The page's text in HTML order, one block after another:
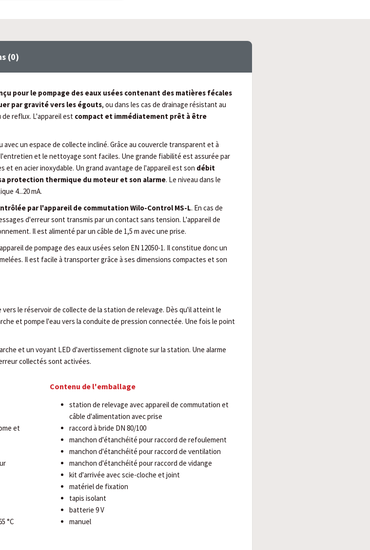
(0)
pour le pompage des eaux usées contenant des matières fécales
par gravité vers les égouts, ou dans les cas de drainage résistant au
reflux. L'appareil est compact et immédiatement prêt à être
un espace de collecte incliné. Grâce au couvercle transparent et à
et le nettoyage sont faciles. Une grande fiabilité est assurée par
et en acier inoxydable. Un grand avantage de l'appareil est son débit
protection thermique du moteur et son alarme. Le niveau dans le
4...20 mA.
par l'appareil de commutation Wilo-Control MS-L. En cas de
d'erreur sont transmis par un contact sans tension. L'appareil de
Il est alimenté par un câble de 1,5 m avec une prise.
de pompage des eaux usées selon EN 12050-1. Il constitue donc un
Il est facile à transporter grâce à ses dimensions compactes et son
le réservoir de collecte de la station de relevage. Dès qu'il atteint le
et pompe l'eau vers la conduite de pression connectée. Une fois le point
et un voyant LED d'avertissement clignote sur la station. Une alarme
collectés sont activées.
et
°C
Contenu de l'emballage
station de relevage avec appareil de commutation et
câble d'alimentation avec prise
raccord à bride DN 80/100
manchon d'étanchéité pour raccord de refoulement
manchon d'étanchéité pour raccord de ventilation
manchon d'étanchéité pour raccord de vidange
kit d'arrivée avec scie-cloche et joint
matériel de fixation
tapis isolant
batterie 9 V
manuel